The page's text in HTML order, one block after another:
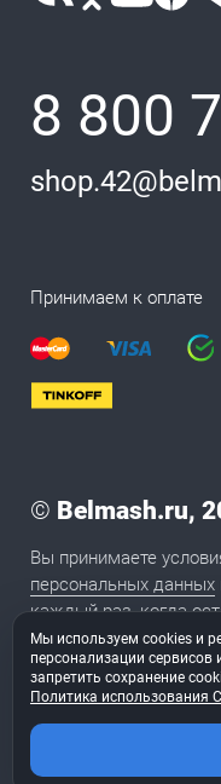
8 800
Принимаем к оплате
© Belmash.ru,
Вы принимаете
персональных данных
каждый раз, когда
форме обратной
Сайт сделан в
Мы используем cookies и
персонализации
запретить сохранение
Политика использования